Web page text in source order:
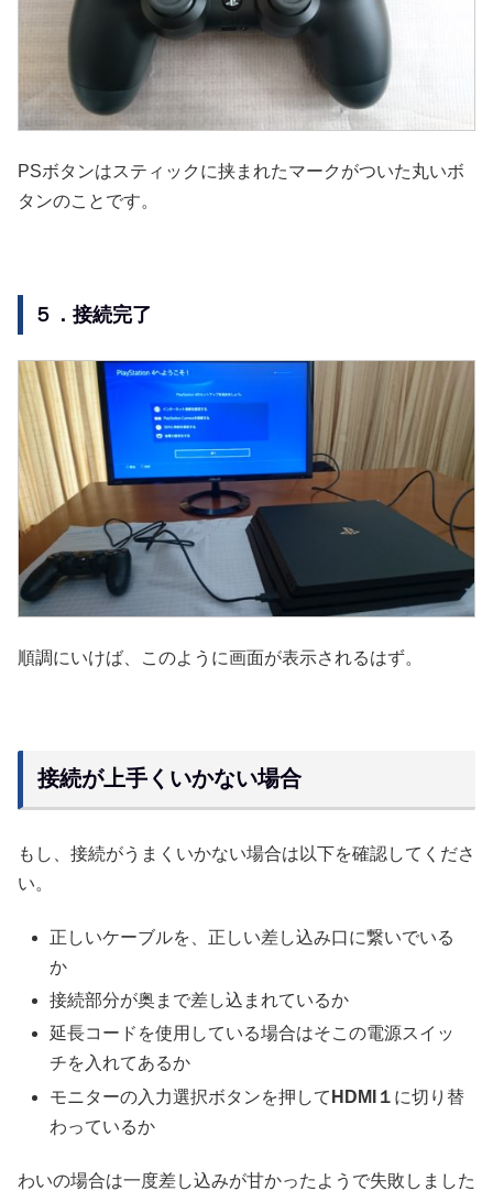
PSボタンはスティックに挟まれたマークがついた丸いボ
タンのことです。
５．接続完了
順調にいけば、このように画面が表示されるはず。
接続が上手くいかない場合
もし、接続がうまくいかない場合は以下を確認してくださ
い。
正しいケーブルを、正しい差し込み口に繋いでいる
か
接続部分が奥まで差し込まれているか
延長コードを使用している場合はそこの電源スイッ
チを入れてあるか
モニターの入力選択ボタンを押して HDMI１ に切り替
わっているか
わいの場合は一度差し込みが甘かったようで失敗しました